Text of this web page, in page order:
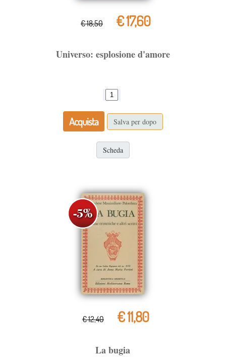
€ 18,50 € 17,60
Universo: esplosione d'amore
Acquista Salva per dopo
Scheda
€ 12,40 € 11,80
La bugia